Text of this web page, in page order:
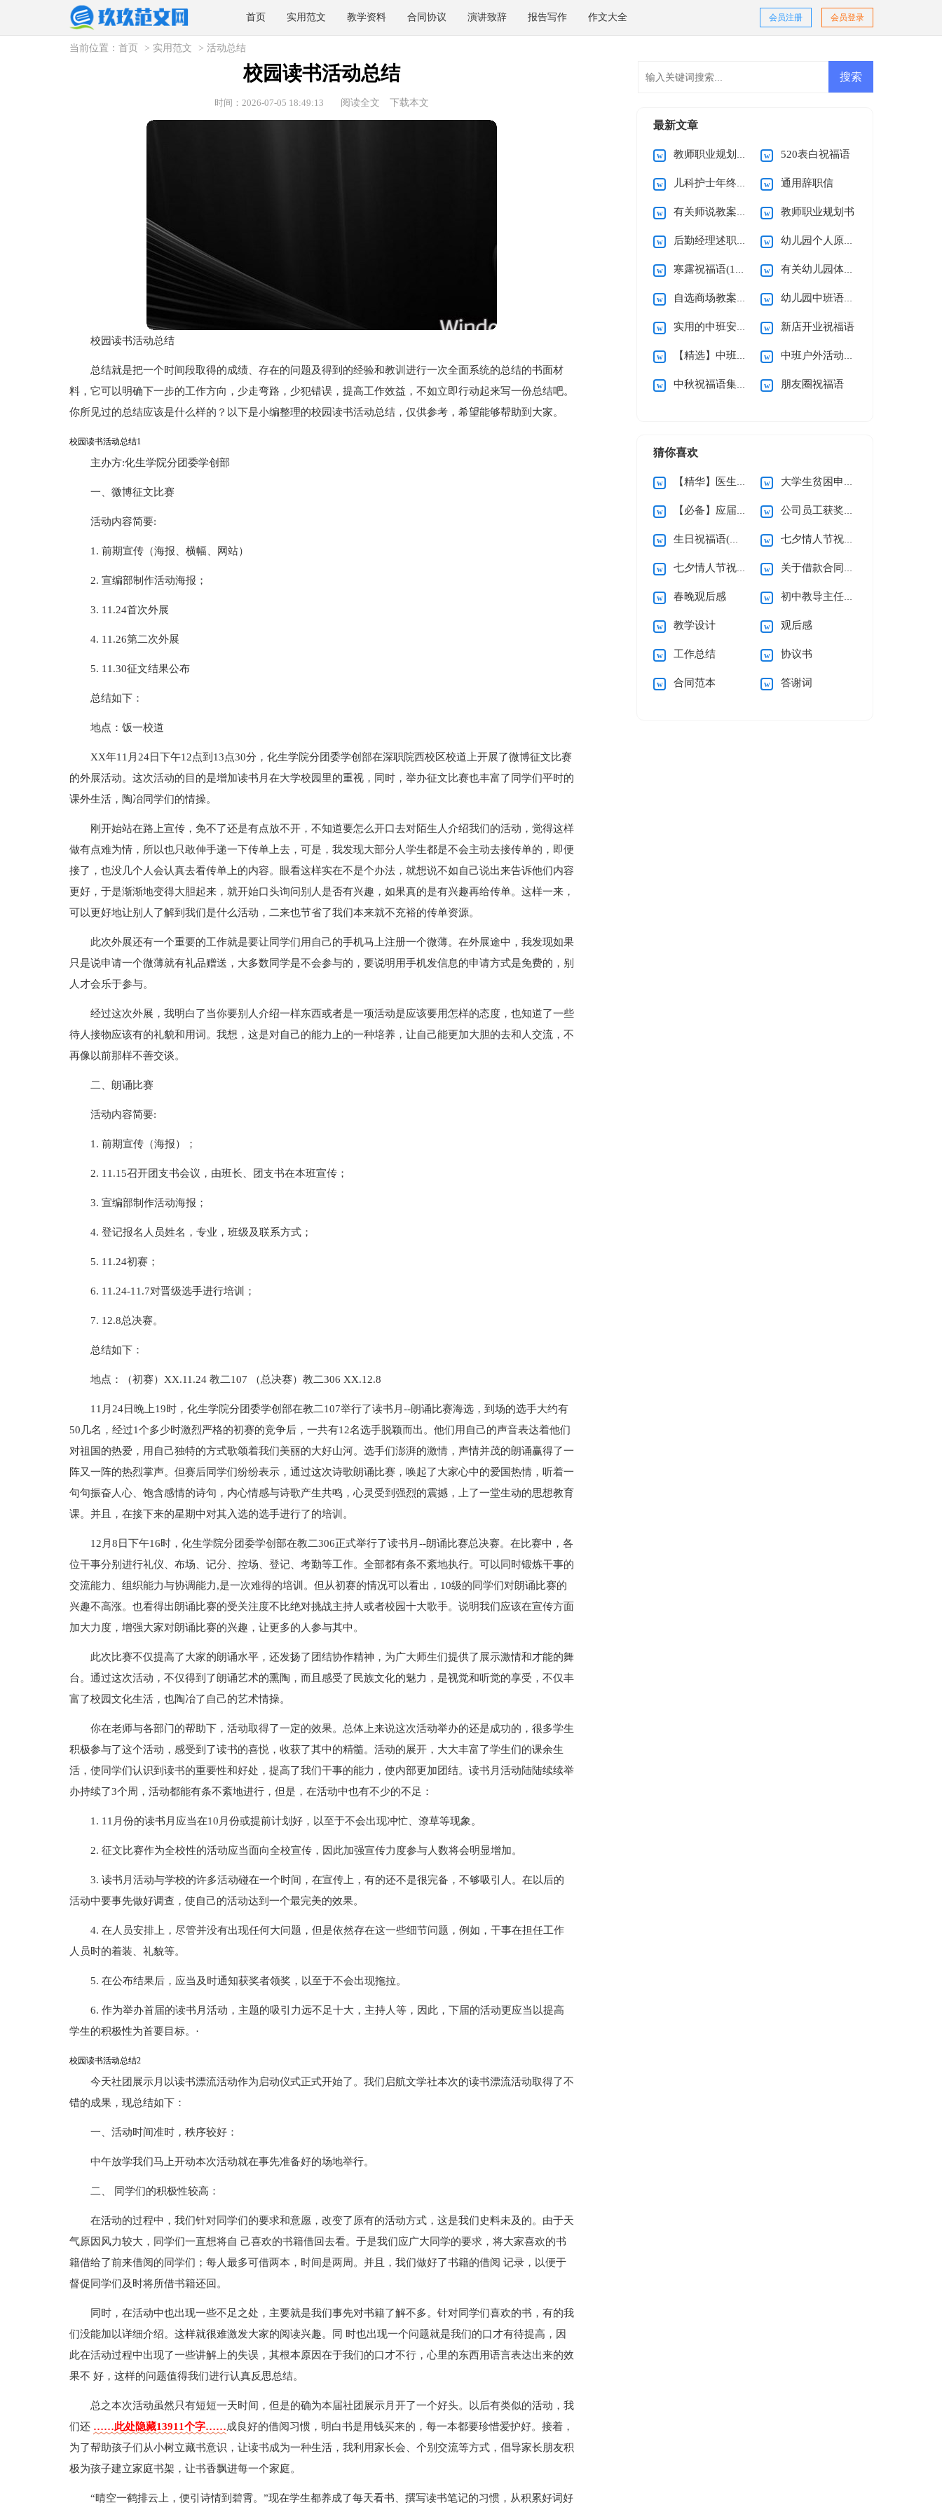
首页 实用范文 教学资料 合同协议 演讲致辞 报告写作 作文大全 会员登录
会员注册
当前位置： 首页 > 实用范文 > 活动总结
校园读书活动总结
时间：2026-07-05 18:49:13 阅读全文 下载本文
校园读书活动总结
总结就是把一个时间段取得的成绩、存在的问题及得到的经验和教训进行一次全面系统的总结的书面材
料，它可以明确下一步的工作方向，少走弯路，少犯错误，提高工作效益，不如立即行动起来写一份总结吧。
你所见过的总结应该是什么样的？以下是小编整理的校园读书活动总结，仅供参考，希望能够帮助到大家。
校园读书活动总结1
主办方:化生学院分团委学创部
一、微博征文比赛
活动内容简要:
1. 前期宣传（海报、横幅、网站）
2. 宣编部制作活动海报；
3. 11.24首次外展
4. 11.26第二次外展
5. 11.30征文结果公布
总结如下：
地点：饭一校道
XX年11月24日下午12点到13点30分，化生学院分团委学创部在深职院西校区校道上开展了微博征文比赛
的外展活动。这次活动的目的是增加读书月在大学校园里的重视，同时，举办征文比赛也丰富了同学们平时的
课外生活，陶冶同学们的情操。
刚开始站在路上宣传，免不了还是有点放不开，不知道要怎么开口去对陌生人介绍我们的活动，觉得这样
做有点难为情，所以也只敢伸手递一下传单上去，可是，我发现大部分人学生都是不会主动去接传单的，即便
接了，也没几个人会认真去看传单上的内容。眼看这样实在不是个办法，就想说不如自己说出来告诉他们内容
更好，于是渐渐地变得大胆起来，就开始口头询问别人是否有兴趣，如果真的是有兴趣再给传单。这样一来，
可以更好地让别人了解到我们是什么活动，二来也节省了我们本来就不充裕的传单资源。
此次外展还有一个重要的工作就是要让同学们用自己的手机马上注册一个微薄。在外展途中，我发现如果
只是说申请一个微薄就有礼品赠送，大多数同学是不会参与的，要说明用手机发信息的申请方式是免费的，别
人才会乐于参与。
经过这次外展，我明白了当你要别人介绍一样东西或者是一项活动是应该要用怎样的态度，也知道了一些
待人接物应该有的礼貌和用词。我想，这是对自己的能力上的一种培养，让自己能更加大胆的去和人交流，不
再像以前那样不善交谈。
二、朗诵比赛
活动内容简要:
1. 前期宣传（海报）；
2. 11.15召开团支书会议，由班长、团支书在本班宣传；
3. 宣编部制作活动海报；
4. 登记报名人员姓名，专业，班级及联系方式；
5. 11.24初赛；
6. 11.24-11.7对晋级选手进行培训；
7. 12.8总决赛。
总结如下：
地点：（初赛）XX.11.24 教二107 （总决赛）教二306 XX.12.8
11月24日晚上19时，化生学院分团委学创部在教二107举行了读书月--朗诵比赛海选，到场的选手大约有
50几名，经过1个多少时激烈严格的初赛的竞争后，一共有12名选手脱颖而出。他们用自己的声音表达着他们
对祖国的热爱，用自己独特的方式歌颂着我们美丽的大好山河。选手们澎湃的激情，声情并茂的朗诵赢得了一
阵又一阵的热烈掌声。但赛后同学们纷纷表示，通过这次诗歌朗诵比赛，唤起了大家心中的爱国热情，听着一
句句振奋人心、饱含感情的诗句，内心情感与诗歌产生共鸣，心灵受到强烈的震撼，上了一堂生动的思想教育
课。并且，在接下来的星期中对其入选的选手进行了的培训。
12月8日下午16时，化生学院分团委学创部在教二306正式举行了读书月--朗诵比赛总决赛。在比赛中，各
位干事分别进行礼仪、布场、记分、控场、登记、考勤等工作。全部都有条不紊地执行。可以同时锻炼干事的
交流能力、组织能力与协调能力,是一次难得的培训。但从初赛的情况可以看出，10级的同学们对朗诵比赛的
兴趣不高涨。也看得出朗诵比赛的受关注度不比绝对挑战主持人或者校园十大歌手。说明我们应该在宣传方面
加大力度，增强大家对朗诵比赛的兴趣，让更多的人参与其中。
此次比赛不仅提高了大家的朗诵水平，还发扬了团结协作精神，为广大师生们提供了展示激情和才能的舞
台。通过这次活动，不仅得到了朗诵艺术的熏陶，而且感受了民族文化的魅力，是视觉和听觉的享受，不仅丰
富了校园文化生活，也陶冶了自己的艺术情操。
你在老师与各部门的帮助下，活动取得了一定的效果。总体上来说这次活动举办的还是成功的，很多学生
积极参与了这个活动，感受到了读书的喜悦，收获了其中的精髓。活动的展开，大大丰富了学生们的课余生
活，使同学们认识到读书的重要性和好处，提高了我们干事的能力，使内部更加团结。读书月活动陆陆续续举
办持续了3个周，活动都能有条不紊地进行，但是，在活动中也有不少的不足：
1. 11月份的读书月应当在10月份或提前计划好，以至于不会出现冲忙、潦草等现象。
2. 征文比赛作为全校性的活动应当面向全校宣传，因此加强宣传力度参与人数将会明显增加。
3. 读书月活动与学校的许多活动碰在一个时间，在宣传上，有的还不是很完备，不够吸引人。在以后的
活动中要事先做好调查，使自己的活动达到一个最完美的效果。
4. 在人员安排上，尽管并没有出现任何大问题，但是依然存在这一些细节问题，例如，干事在担任工作
人员时的着装、礼貌等。
5. 在公布结果后，应当及时通知获奖者领奖，以至于不会出现拖拉。
6. 作为举办首届的读书月活动，主题的吸引力远不足十大，主持人等，因此，下届的活动更应当以提高
学生的积极性为首要目标。·
校园读书活动总结2
今天社团展示月以读书漂流活动作为启动仪式正式开始了。我们启航文学社本次的读书漂流活动取得了不
错的成果，现总结如下：
一、活动时间准时，秩序较好：
中午放学我们马上开动本次活动就在事先准备好的场地举行。
二、 同学们的积极性较高：
在活动的过程中，我们针对同学们的要求和意愿，改变了原有的活动方式，这是我们史料未及的。由于天
气原因风力较大，同学们一直想将自 己喜欢的书籍借回去看。于是我们应广大同学的要求，将大家喜欢的书
籍借给了前来借阅的同学们；每人最多可借两本，时间是两周。并且，我们做好了书籍的借阅 记录，以便于
督促同学们及时将所借书籍还回。
同时，在活动中也出现一些不足之处，主要就是我们事先对书籍了解不多。针对同学们喜欢的书，有的我
们没能加以详细介绍。这样就很难激发大家的阅读兴趣。同 时也出现一个问题就是我们的口才有待提高，因
此在活动过程中出现了一些讲解上的失误，其根本原因在于我们的口才不行，心里的东西用语言表达出来的效
果不 好，这样的问题值得我们进行认真反思总结。
总之本次活动虽然只有短短一天时间，但是的确为本届社团展示月开了一个好头。以后有类似的活动，我
们还 ……此处隐藏13911个字……成良好的借阅习惯，明白书是用钱买来的，每一本都要珍惜爱护好。接着，
为了帮助孩子们从小树立藏书意识，让读书成为一种生活，我利用家长会、个别交流等方式，倡导家长朋友积
极为孩子建立家庭书架，让书香飘进每一个家庭。
“晴空一鹤排云上，便引诗情到碧霄。”现在学生都养成了每天看书、撰写读书笔记的习惯，从积累好词好
最新文章
教师职业规划心得体会 520表白祝福语
儿科护士年终述职报告 通用辞职信
有关师说教案模板合集八篇 教师职业规划书
后勤经理述职报告 幼儿园个人原因辞职信
寒露祝福语(15篇) 有关幼儿园体育活动教案范文
自选商场教案汇总十篇 幼儿园中班语言教案15篇
实用的中班安全教案模板汇总8篇 新店开业祝福语
【精选】中班户外活动教案四篇 中班户外活动教案优秀
中秋祝福语集合15篇 朋友圈祝福语
猜你喜欢
【精华】医生的辞职报告三篇 大学生贫困申请书(精选15篇)
【必备】应届生求职信四篇 公司员工获奖感言
生日祝福语(精选15篇) 七夕情人节祝福语汇编15篇
七夕情人节祝福语汇编15篇 关于借款合同合集15篇
春晚观后感 初中教导主任个人述职报告
教学设计 观后感
工作总结 协议书
合同范本 答谢词